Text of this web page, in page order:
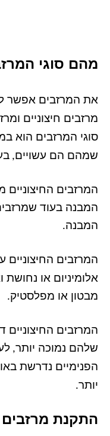
מהם סוגי
את המרזבים אפשר
מרזבים חיצוניים
סוגי המרזבים הוא
שמהם הם עשויים,
המרזבים החיצוניים
המבנה בעוד
המבנה.
המרזבים החיצוניים
אלומיניום או נחושת
מבטון או מפלסטיק.
המרזבים החיצוניים
שלהם נמוכה יותר,
הפנימיים נדרשת
יותר.
התקנת מרזבים